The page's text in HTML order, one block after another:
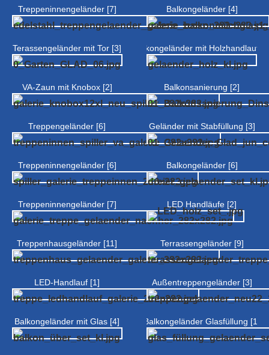
Treppeninnengeländer [7] Balkongeländer [4]
Terassengeländer mit Tor [3] Balkongeländer mit Holzhandlauf
VA-Zaun mit Knobox [2] Balkonsanierung [2]
Treppengeländer [6] Geländer mit Stabfüllung [3]
Treppeninnengeländer [6] Balkongeländer [6]
Treppeninnengeländer [7] LED Handläufe [2]
Treppenhausgeländer [11] Terrassengeländer [9]
LED-Handlauf [1] Außentreppengeländer [3]
Balkongeländer mit Glas [4] Balkongeländer Glasfüllung [1]